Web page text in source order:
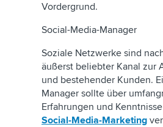
Vordergrund.
Social-Media-Manager
Soziale Netzwerke sind
äußerst beliebter Kanal zur
und bestehender Kunden.
Manager sollte über
Erfahrungen und
Social-Media-Marketing